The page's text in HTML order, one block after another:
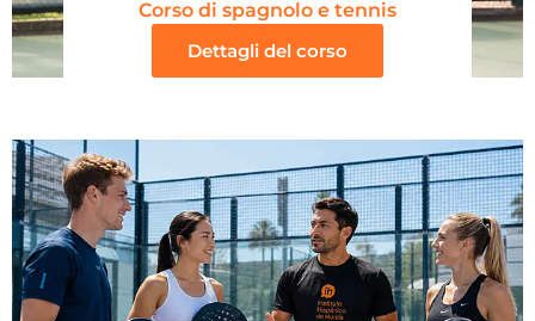
Corso di spagnolo e tennis
Dettagli del corso